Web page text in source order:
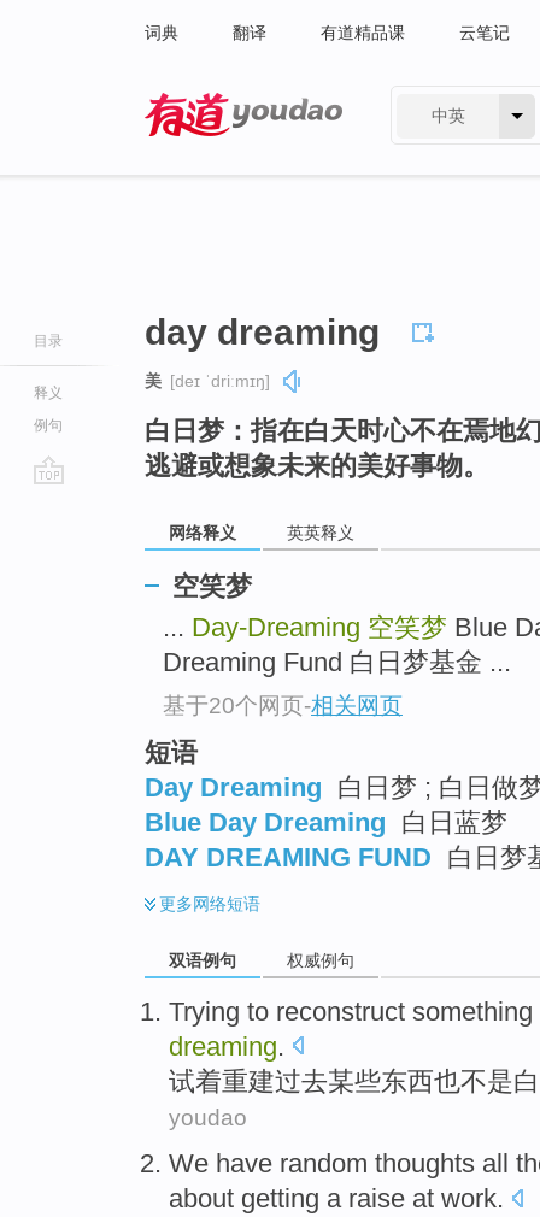
词典 翻译 有道精品课 云笔记
中英
目录
释义
例句
day dreaming
美 [deɪ ˈdriːmɪŋ]
白日梦：指在白天时心不在焉地
逃避或想象未来的美好事物。
网络释义 英英释义
空笑梦
... Day-Dreaming 空笑梦 Blue
Dreaming Fund 白日梦基金 ...
基于20个网页-相关网页
短语
Day Dreaming 白日梦 ; 白日做
Blue Day Dreaming 白日蓝梦
DAY DREAMING FUND 白日梦
更多网络短语
双语例句 权威例句
Trying to reconstruct something
dreaming.
试着重建过去某些东西也不是
youdao
We have random thoughts all
about getting a raise at work.